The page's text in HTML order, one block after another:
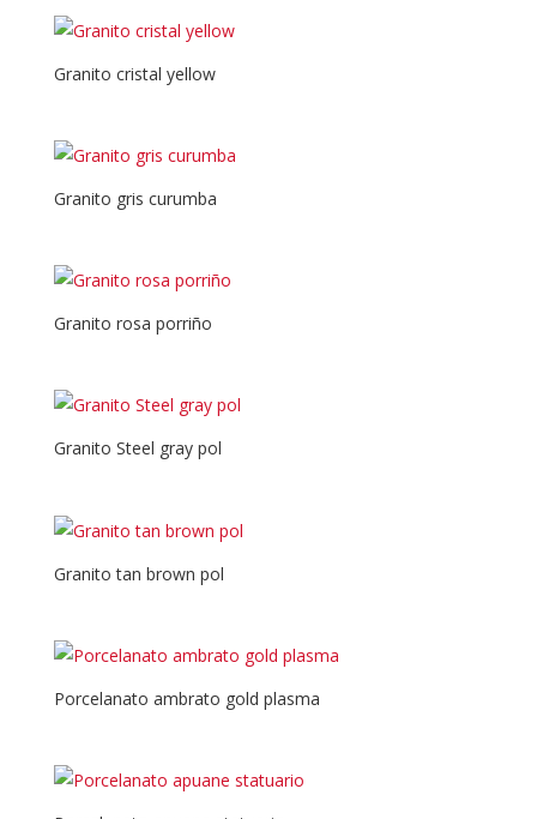
Granito cristal yellow
Granito gris curumba
Granito rosa porriño
Granito Steel gray pol
Granito tan brown pol
Porcelanato ambrato gold plasma